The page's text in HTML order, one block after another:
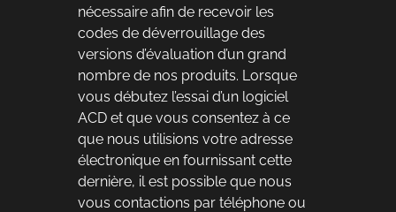
nécessaire afin de recevoir les
codes de déverrouillage des
versions d’évaluation d’un grand
nombre de nos produits. Lorsque
vous débutez l’essai d’un logiciel
ACD et que vous consentez à ce
que nous utilisions votre adresse
électronique en fournissant cette
dernière, il est possible que nous
vous contactions par téléphone ou